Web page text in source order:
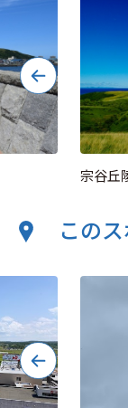
宗谷丘
この